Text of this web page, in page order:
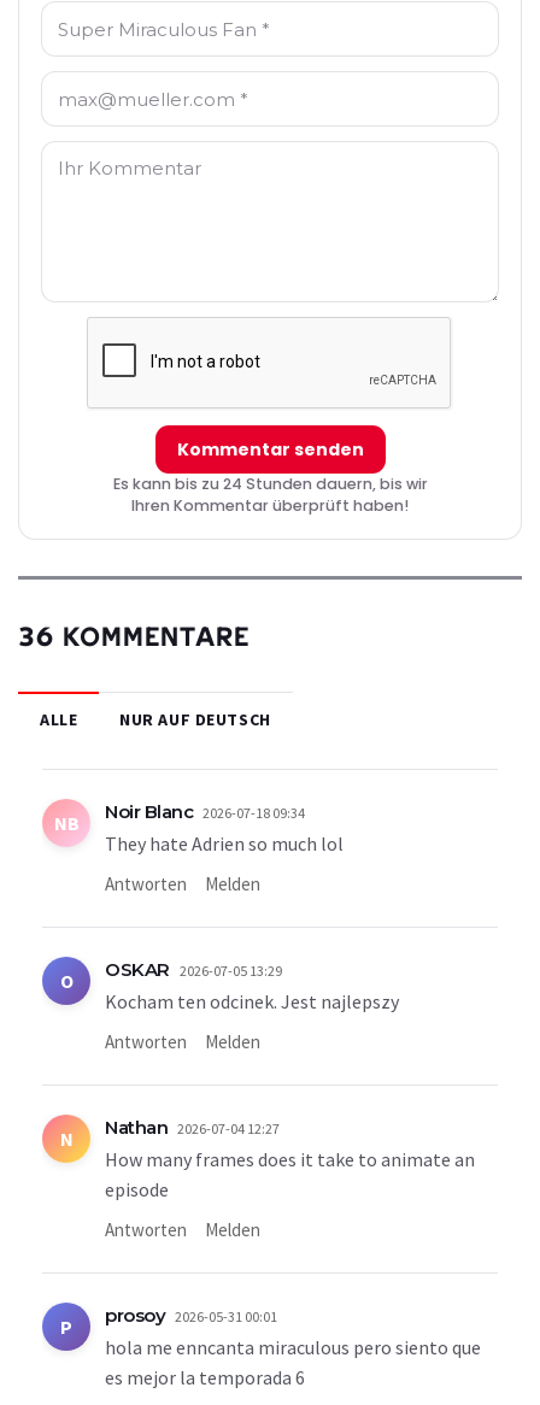
Name: *
E-Mail: *
Kommentar: *
Kommentar senden
Es kann bis zu 24 Stunden dauern, bis wir
Ihren Kommentar überprüft haben!
36 KOMMENTARE
ALLE NUR AUF DEUTSCH
NB Noir Blanc 2026-07-18 09:34
They hate Adrien so much lol
Antworten Melden
O OSKAR 2026-07-05 13:29
Kocham ten odcinek. Jest najlepszy
Antworten Melden
N Nathan 2026-07-04 12:27
How many frames does it take to animate an
episode
Antworten Melden
P prosoy 2026-05-31 00:01
hola me enncanta miraculous pero siento que
es mejor la temporada 6